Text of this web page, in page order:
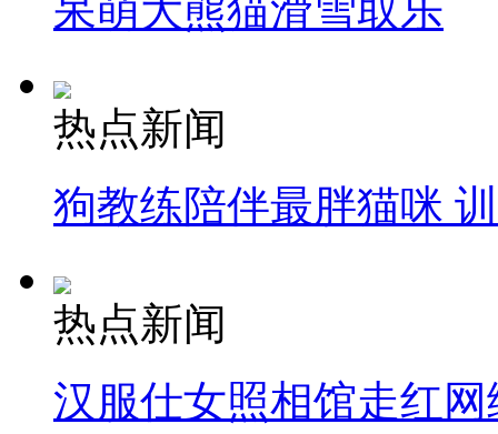
呆萌大熊猫滑雪取乐
热点新闻
狗教练陪伴最胖猫咪
热点新闻
汉服仕女照相馆走红网